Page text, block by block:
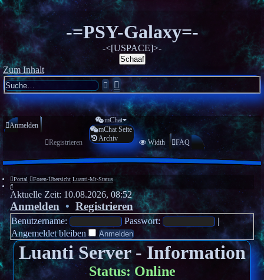
-=PSY-Galaxy=-
-<[USPACE]>-
Schaaf
Zum Inhalt
SucheErweiterte
Suche
Anmelden
Registrieren
mChat
mChat Seite
Archiv
Width FAQ
Portal Foren-Übersicht Luanti-Mt-Status
Suche
Aktuelle Zeit: 10.08.2026, 08:52
Anmelden • Registrieren
Benutzername: Passwort:
|
Angemeldet bleiben
Luanti Server - Information
Status: Online